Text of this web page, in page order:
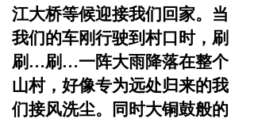
江大桥等候迎接我们回家。当
我们的车刚行驶到村口 时，刷
刷…刷…一阵大雨降落在整个
山村，好像专为远处归来的我
们接风洗尘。同时大铜鼓般的